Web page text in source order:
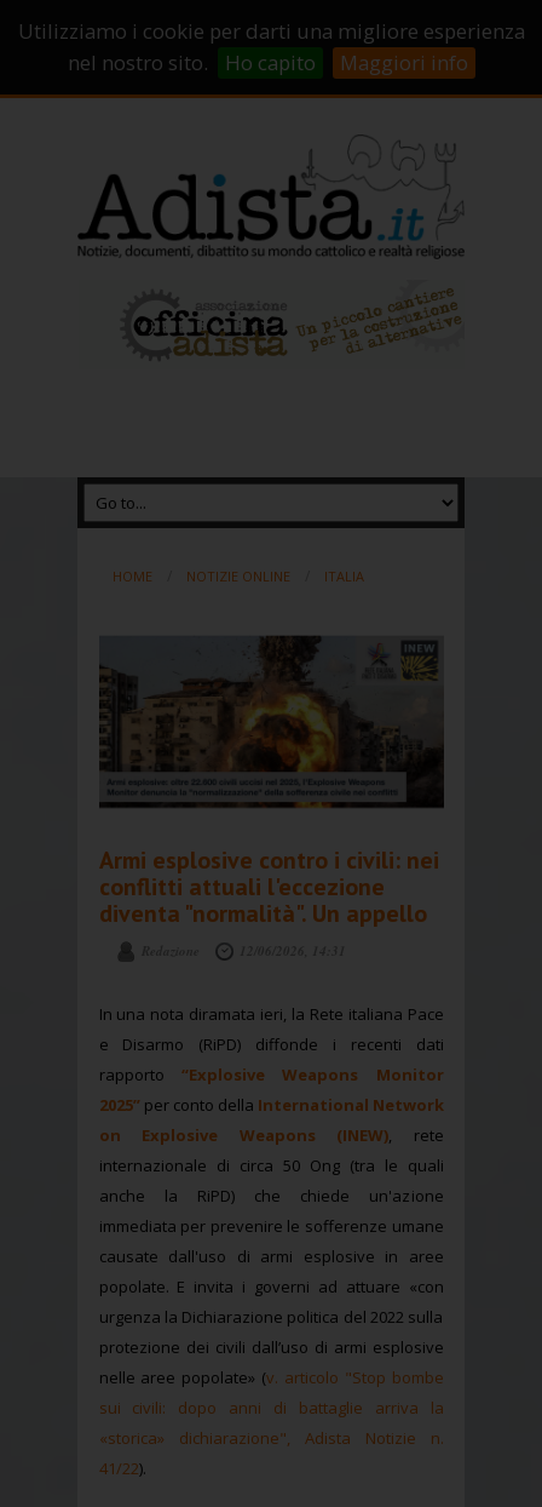
Utilizziamo i cookie per darti una migliore esperienza
nel nostro sito.
Ho capito Maggiori info
Campagne di crowdfunding
Chi Siamo
HOME NOTIZIE ONLINE ITALIA
Armi esplosive contro i civili: nei
conflitti attuali l'eccezione
diventa "normalità". Un appello
In una nota diramata ieri, la Rete italiana Pace
e Disarmo (RiPD) diffonde i recenti dati
rapporto “Explosive Weapons Monitor
2025”per conto della International Network
on Explosive Weapons (INEW), rete
internazionale di circa 50 Ong (tra le quali
anche la RiPD) che chiede un'azione
immediata per prevenire le sofferenze umane
causate dall'uso di armi esplosive in aree
popolate. E invita i governi ad attuare «con
urgenza la Dichiarazione politica del 2022 sulla
protezione dei civili dall’uso di armi esplosive
nelle aree popolate» (v. articolo "Stop bombe
sui civili: dopo anni di battaglie arriva la
«storica» dichiarazione", Adista Notizie n.
41/22).